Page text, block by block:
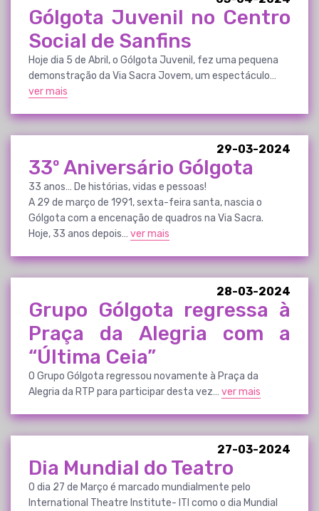
Gólgota Juvenil no Centro
Social de Sanfins
Hoje dia 5 de Abril, o Gólgota Juvenil, fez uma pequena
demonstração da Via Sacra Jovem, um espectáculo…
ver mais
29-03-2024
33º Aniversário Gólgota
33 anos… De histórias, vidas e pessoas!
A 29 de março de 1991, sexta-feira santa, nascia o
Gólgota com a encenação de quadros na Via Sacra.
Hoje, 33 anos depois… ver mais
28-03-2024
Grupo Gólgota regressa à
Praça da Alegria com a
“Última Ceia”
O Grupo Gólgota regressou novamente à Praça da
Alegria da RTP para participar desta vez… ver mais
27-03-2024
Dia Mundial do Teatro
O dia 27 de Março é marcado mundialmente pelo
International Theatre Institute- ITI como o dia Mundial